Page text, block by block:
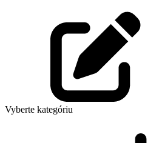
Vyberte kategóriu